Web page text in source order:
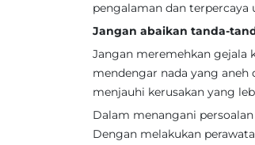
pengalaman dan
Jangan abaikan tanda-
Jangan meremehkan gejala
mendengar nada yang aneh
menjauhi kerusakan yang
Dalam menangani
Dengan melakukan